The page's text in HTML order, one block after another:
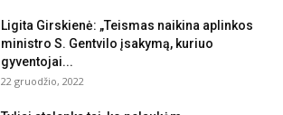
Ligita Girskienė: „Teismas naikina aplinkos
ministro S. Gentvilo įsakymą, kuriuo
gyventojai...
22 gruodžio, 2022